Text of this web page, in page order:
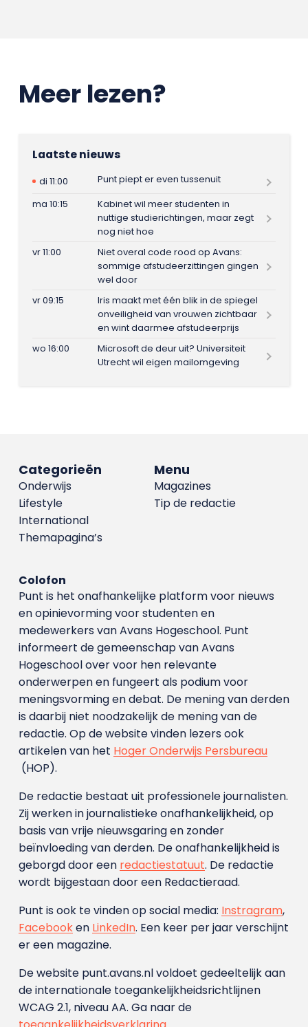
Meer lezen?
Laatste nieuws
di 11:00
Punt piept er even tussenuit
ma 10:15
Kabinet wil meer studenten in
nuttige studierichtingen, maar zegt
nog niet hoe
vr 11:00
Niet overal code rood op Avans:
sommige afstudeerzittingen gingen
wel door
vr 09:15
Iris maakt met één blik in de spiegel
onveiligheid van vrouwen zichtbaar
en wint daarmee afstudeerprijs
wo 16:00
Microsoft de deur uit? Universiteit
Utrecht wil eigen mailomgeving
Menu
Magazines
Tip de redactie
Categorieën
Onderwijs
Lifestyle
International
Themapagina’s
Colofon
Punt is het onafhankelijke platform voor nieuws
en opinievorming voor studenten en
medewerkers van Avans Hoge­school. Punt
informeert de gemeenschap van Avans
Hogeschool over voor hen relevante
onderwerpen en fungeert als podium voor
meningsvorming en debat. De mening van derden
is daarbij niet noodzakelijk de mening van de
redactie. Op de website vinden lezers ook
artikelen van het Hoger Onderwijs Persbureau
(HOP).
De redactie bestaat uit professionele journalisten.
Zij werken in journalistieke onafhankelijkheid, op
basis van vrije nieuwsgaring en zonder
beïnvloeding van derden. De onafhankelijkheid is
geborgd door een redactiestatuut. De redactie
wordt bijgestaan door een Redactieraad.
Punt is ook te vinden op social media: Instragram,
Facebooken LinkedIn. Een keer per jaar verschijnt
er een magazine.
De website punt.avans.nl voldoet gedeeltelijk aan
de internationale toegankelijkheidsrichtlijnen
WCAG 2.1, niveau AA. Ga naar de